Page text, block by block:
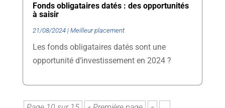
Fonds obligataires datés : des opportunités
à saisir
21/08/2024| Meilleur placement
Les fonds obligataires datés sont une
opportunité d’investissement en 2024 ?